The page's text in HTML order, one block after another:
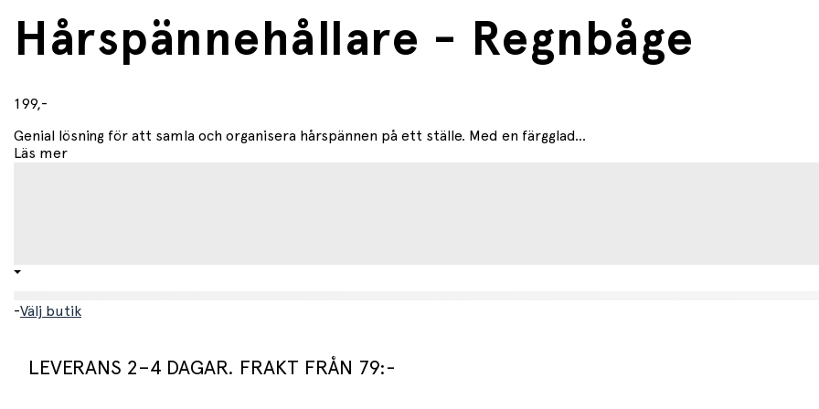
Hårspännehållare - Regnbåge
199,-
Genial lösning för att samla och organisera hårspännen på ett ställe. Med en färgglad...
Läs mer
-Välj butik
LEVERANS 2–4 DAGAR. FRAKT FRÅN 79:-